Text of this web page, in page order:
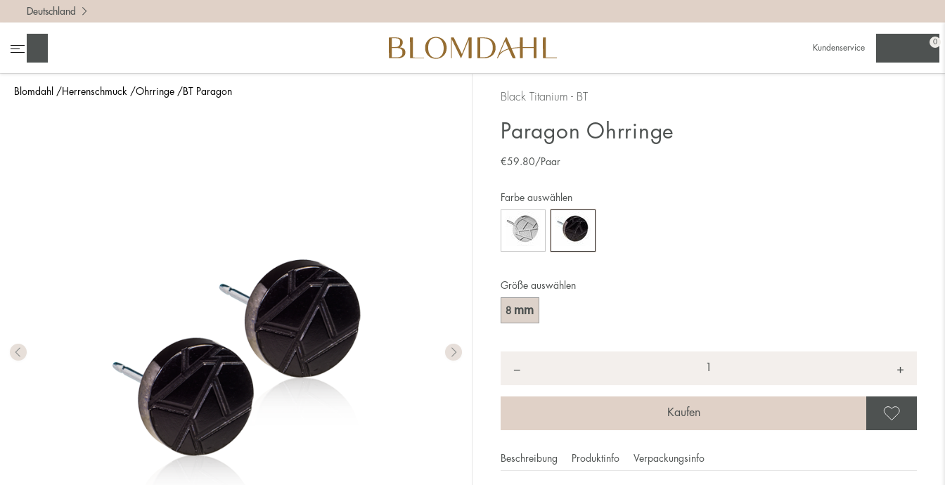
Blomdahl Herrenschmuck Ohrringe BT Paragon
Deutschland
Kundenservice
0
Black Titanium - BT
Paragon Ohrringe
€59.80/Paar
Größe auswählen
8 mm
Farbe auswählen
− +
Beschreibung Produktinfo Verpackungsinfo